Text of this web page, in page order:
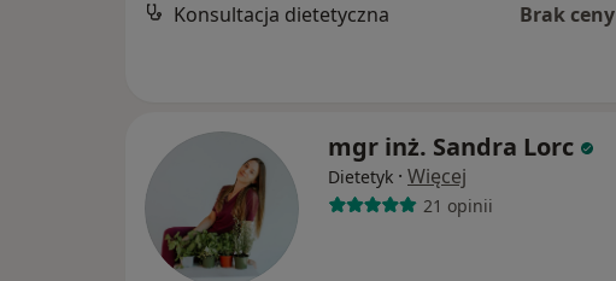
Konsultacja dietetyczna Brak ceny
mgr inż. Sandra Lorc
Dietetyk · Więcej
21 opinii